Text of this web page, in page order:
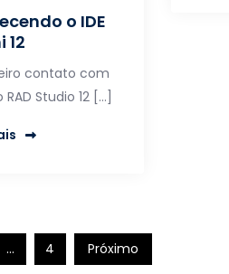
o IDE
12
contato com
RAD Studio 12 […]
… 4 Próximo